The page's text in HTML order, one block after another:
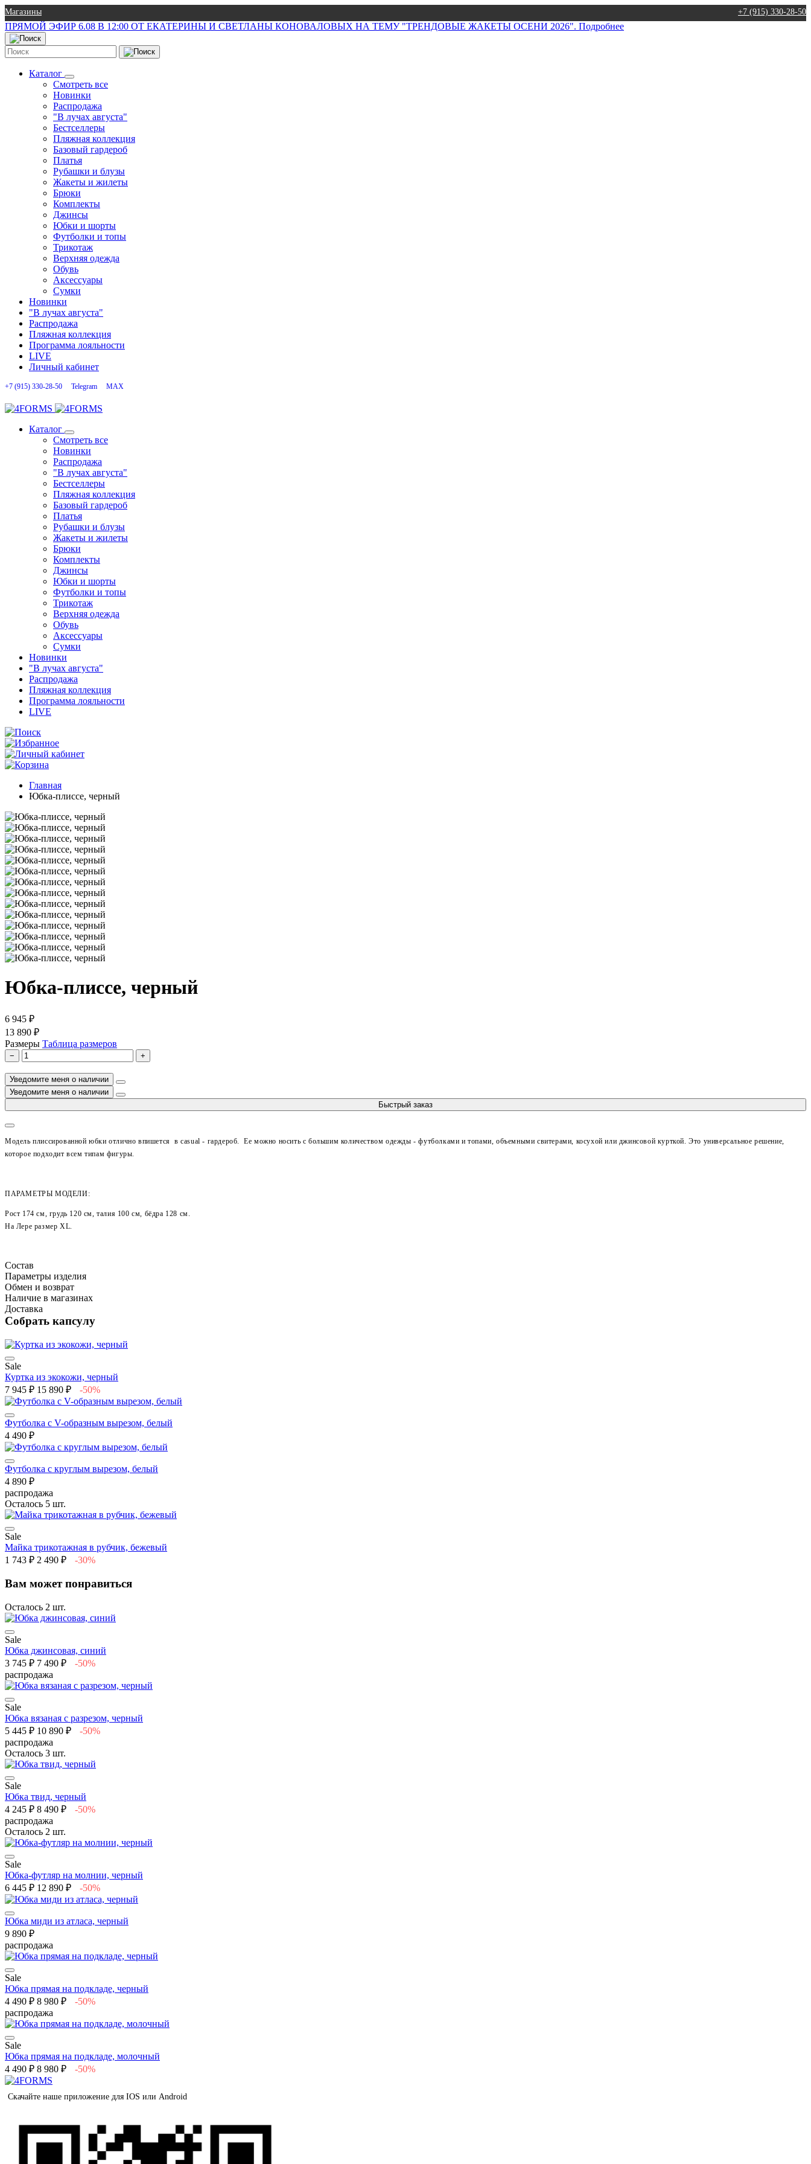
Магазины +7 (915) 330-28-50
ПРЯМОЙ ЭФИР 6.08 В 12:00 ОТ ЕКАТЕРИНЫ И СВЕТЛАНЫ КОНОВАЛОВЫХ НА ТЕМУ "ТРЕНДОВЫЕ ЖАКЕТЫ ОСЕНИ 2026". Подробнее
Каталог
Смотреть все
Новинки
Распродажа
"В лучах августа"
Бестселлеры
Пляжная коллекция
Базовый гардероб
Платья
Рубашки и блузы
Жакеты и жилеты
Брюки
Комплекты
Джинсы
Юбки и шорты
Футболки и топы
Трикотаж
Верхняя одежда
Обувь
Аксессуары
Сумки
Новинки
"В лучах августа"
Распродажа
Пляжная коллекция
Программа лояльности
LIVE
Личный кабинет
+7 (915) 330-28-50 Telegram MAX
Каталог
Смотреть все
Новинки
Распродажа
"В лучах августа"
Бестселлеры
Пляжная коллекция
Базовый гардероб
Платья
Рубашки и блузы
Жакеты и жилеты
Брюки
Комплекты
Джинсы
Юбки и шорты
Футболки и топы
Трикотаж
Верхняя одежда
Обувь
Аксессуары
Сумки
Новинки
"В лучах августа"
Распродажа
Пляжная коллекция
Программа лояльности
LIVE
Главная
Юбка-плиссе, черный
Юбка-плиссе, черный
6 945 ₽
13 890 ₽
Размеры Таблица размеров
− +
Уведомите меня о наличии
Уведомите меня о наличии
Быстрый заказ
Модель плиссированной юбки отлично впишется в casual - гардероб.
Ее можно носить с большим количеством одежды - футболками и топами, объемными свитерами, косухой или джинсовой курткой. Это универсальное решение,
которое подходит всем типам фигуры.
ПАРАМЕТРЫ МОДЕЛИ:
Рост 174 см, грудь 120 см, талия 100 см, бёдра 128 см.
На Лере размер XL.
Состав
Параметры изделия
Обмен и возврат
Наличие в магазинах
Доставка
Собрать капсулу
Sale
Куртка из экокожи, черный
7 945 ₽ 15 890 ₽ -50%
Футболка с V-образным вырезом, белый
4 490 ₽
Футболка с круглым вырезом, белый
4 890 ₽
распродажа
Осталось 5 шт.
Sale
Майка трикотажная в рубчик, бежевый
1 743 ₽ 2 490 ₽ -30%
Вам может понравиться
Осталось 2 шт.
Sale
Юбка джинсовая, синий
3 745 ₽ 7 490 ₽
-50%
распродажа
Sale
Юбка вязаная с разрезом, черный
5 445 ₽ 10 890 ₽
-50%
распродажа
Осталось 3 шт.
Sale
Юбка твид, черный
4 245 ₽ 8 490 ₽
-50%
распродажа
Осталось 2 шт.
Sale
Юбка-футляр на молнии, черный
6 445 ₽ 12 890 ₽ -50%
Юбка миди из атласа, черный
9 890 ₽
распродажа
Sale
Юбка прямая на подкладе, черный
4 490 ₽ 8 980 ₽
-50%
распродажа
Sale
Юбка прямая на подкладе, молочный
4 490 ₽ 8 980 ₽ -50%
Скачайте наше приложение для IOS или Android